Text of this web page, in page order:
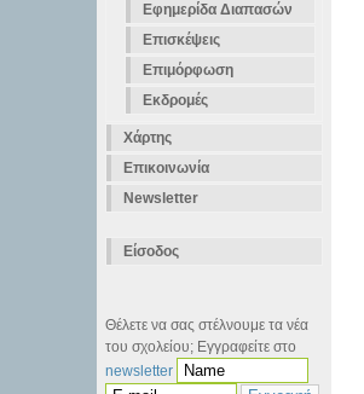
Εφημερίδα Διαπασών
Επισκέψεις
Επιμόρφωση
Εκδρομές
Χάρτης
Επικοινωνία
Newsletter
Είσοδος
Θέλετε να σας στέλνουμε τα νέα
του σχολείου; Εγγραφείτε στο
newsletter